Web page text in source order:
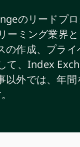
のリードプ
ーミング業界
作成、プラ
て、Index
外では、年